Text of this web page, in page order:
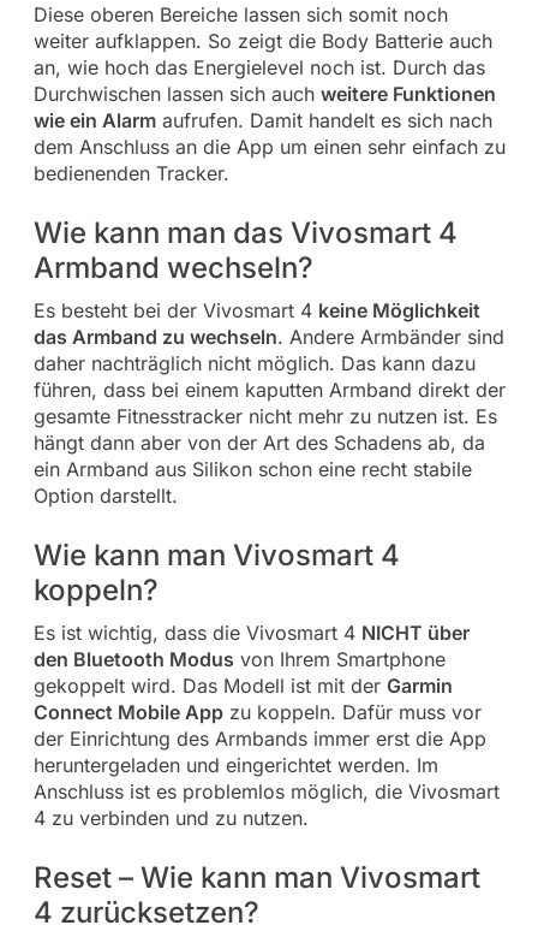
Diese oberen Bereiche lassen sich somit noch
weiter aufklappen. So zeigt die Body Batterie auch
an, wie hoch das Energielevel noch ist. Durch das
Durchwischen lassen sich auch weitere Funktionen
wie ein Alarmaufrufen. Damit handelt es sich nach
dem Anschluss an die App um einen sehr einfach zu
bedienenden Tracker.
Wie kann man das Vivosmart 4
Armband wechseln?
Es besteht bei der Vivosmart 4 keine Möglichkeit
das Armband zu wechseln. Andere Armbänder sind
daher nachträglich nicht möglich. Das kann dazu
führen, dass bei einem kaputten Armband direkt der
gesamte Fitnesstracker nicht mehr zu nutzen ist. Es
hängt dann aber von der Art des Schadens ab, da
ein Armband aus Silikon schon eine recht stabile
Option darstellt.
Wie kann man Vivosmart 4
koppeln?
Es ist wichtig, dass die Vivosmart 4 NICHT über
den Bluetooth Modus von Ihrem Smartphone
gekoppelt wird. Das Modell ist mit der Garmin
Connect Mobile Appzu koppeln. Dafür muss vor
der Einrichtung des Armbands immer erst die App
heruntergeladen und eingerichtet werden. Im
Anschluss ist es problemlos möglich, die Vivosmart
4 zu verbinden und zu nutzen.
Reset – Wie kann man Vivosmart
4 zurücksetzen?